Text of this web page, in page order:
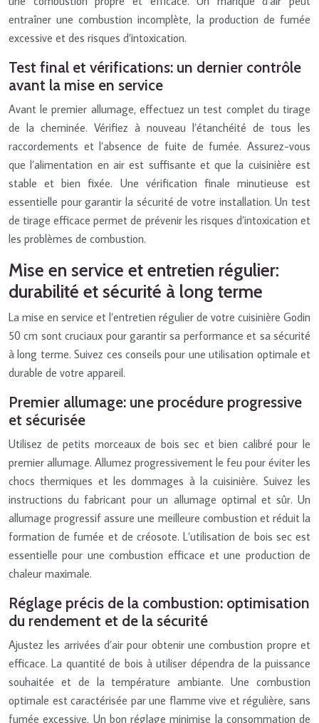
entraîner une combustion incomplète, la production de fumée
excessive et des risques d’intoxication.
Test final et vérifications: un dernier contrôle
avant la mise en service
Avant le premier allumage, effectuez un test complet du tirage
de la cheminée. Vérifiez à nouveau l’étanchéité de tous les
raccordements et l’absence de fuite de fumée. Assurez-vous
que l’alimentation en air est suffisante et que la cuisinière est
stable et bien fixée. Une vérification finale minutieuse est
essentielle pour garantir la sécurité de votre installation. Un test
de tirage efficace permet de prévenir les risques d’intoxication et
les problèmes de combustion.
Mise en service et entretien régulier:
durabilité et sécurité à long terme
La mise en service et l’entretien régulier de votre cuisinière Godin
50 cm sont cruciaux pour garantir sa performance et sa sécurité
à long terme. Suivez ces conseils pour une utilisation optimale et
durable de votre appareil.
Premier allumage: une procédure progressive
et sécurisée
Utilisez de petits morceaux de bois sec et bien calibré pour le
premier allumage. Allumez progressivement le feu pour éviter les
chocs thermiques et les dommages à la cuisinière. Suivez les
instructions du fabricant pour un allumage optimal et sûr. Un
allumage progressif assure une meilleure combustion et réduit la
formation de fumée et de créosote. L’utilisation de bois sec est
essentielle pour une combustion efficace et une production de
chaleur maximale.
Réglage précis de la combustion: optimisation
du rendement et de la sécurité
Ajustez les arrivées d’air pour obtenir une combustion propre et
efficace. La quantité de bois à utiliser dépendra de la puissance
souhaitée et de la température ambiante. Une combustion
optimale est caractérisée par une flamme vive et régulière, sans
fumée excessive. Un bon réglage minimise la consommation de